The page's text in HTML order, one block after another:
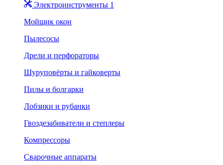
Электроинструменты 1
Мойщик окон
Пылесосы
Дрели и перфораторы
Шуруповёрты и гайковерты
Пилы и болгарки
Лобзики и рубанки
Гвоздезабиватели и степлеры
Компрессоры
Сварочные аппараты